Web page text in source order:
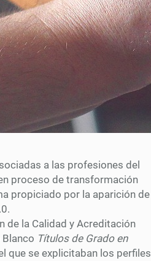
a las profesiones del
proceso de transformación
propiciado por la aparición de
de la Calidad y Acreditación
Títulos de Grado en
que se explicitaban los perfiles